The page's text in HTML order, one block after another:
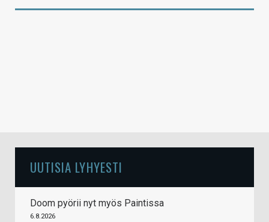
UUTISIA LYHYESTI
Doom pyörii nyt myös Paintissa
6.8.2026